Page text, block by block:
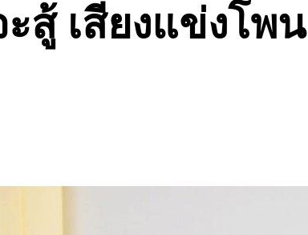
สู้ เสียงแข่งโพ